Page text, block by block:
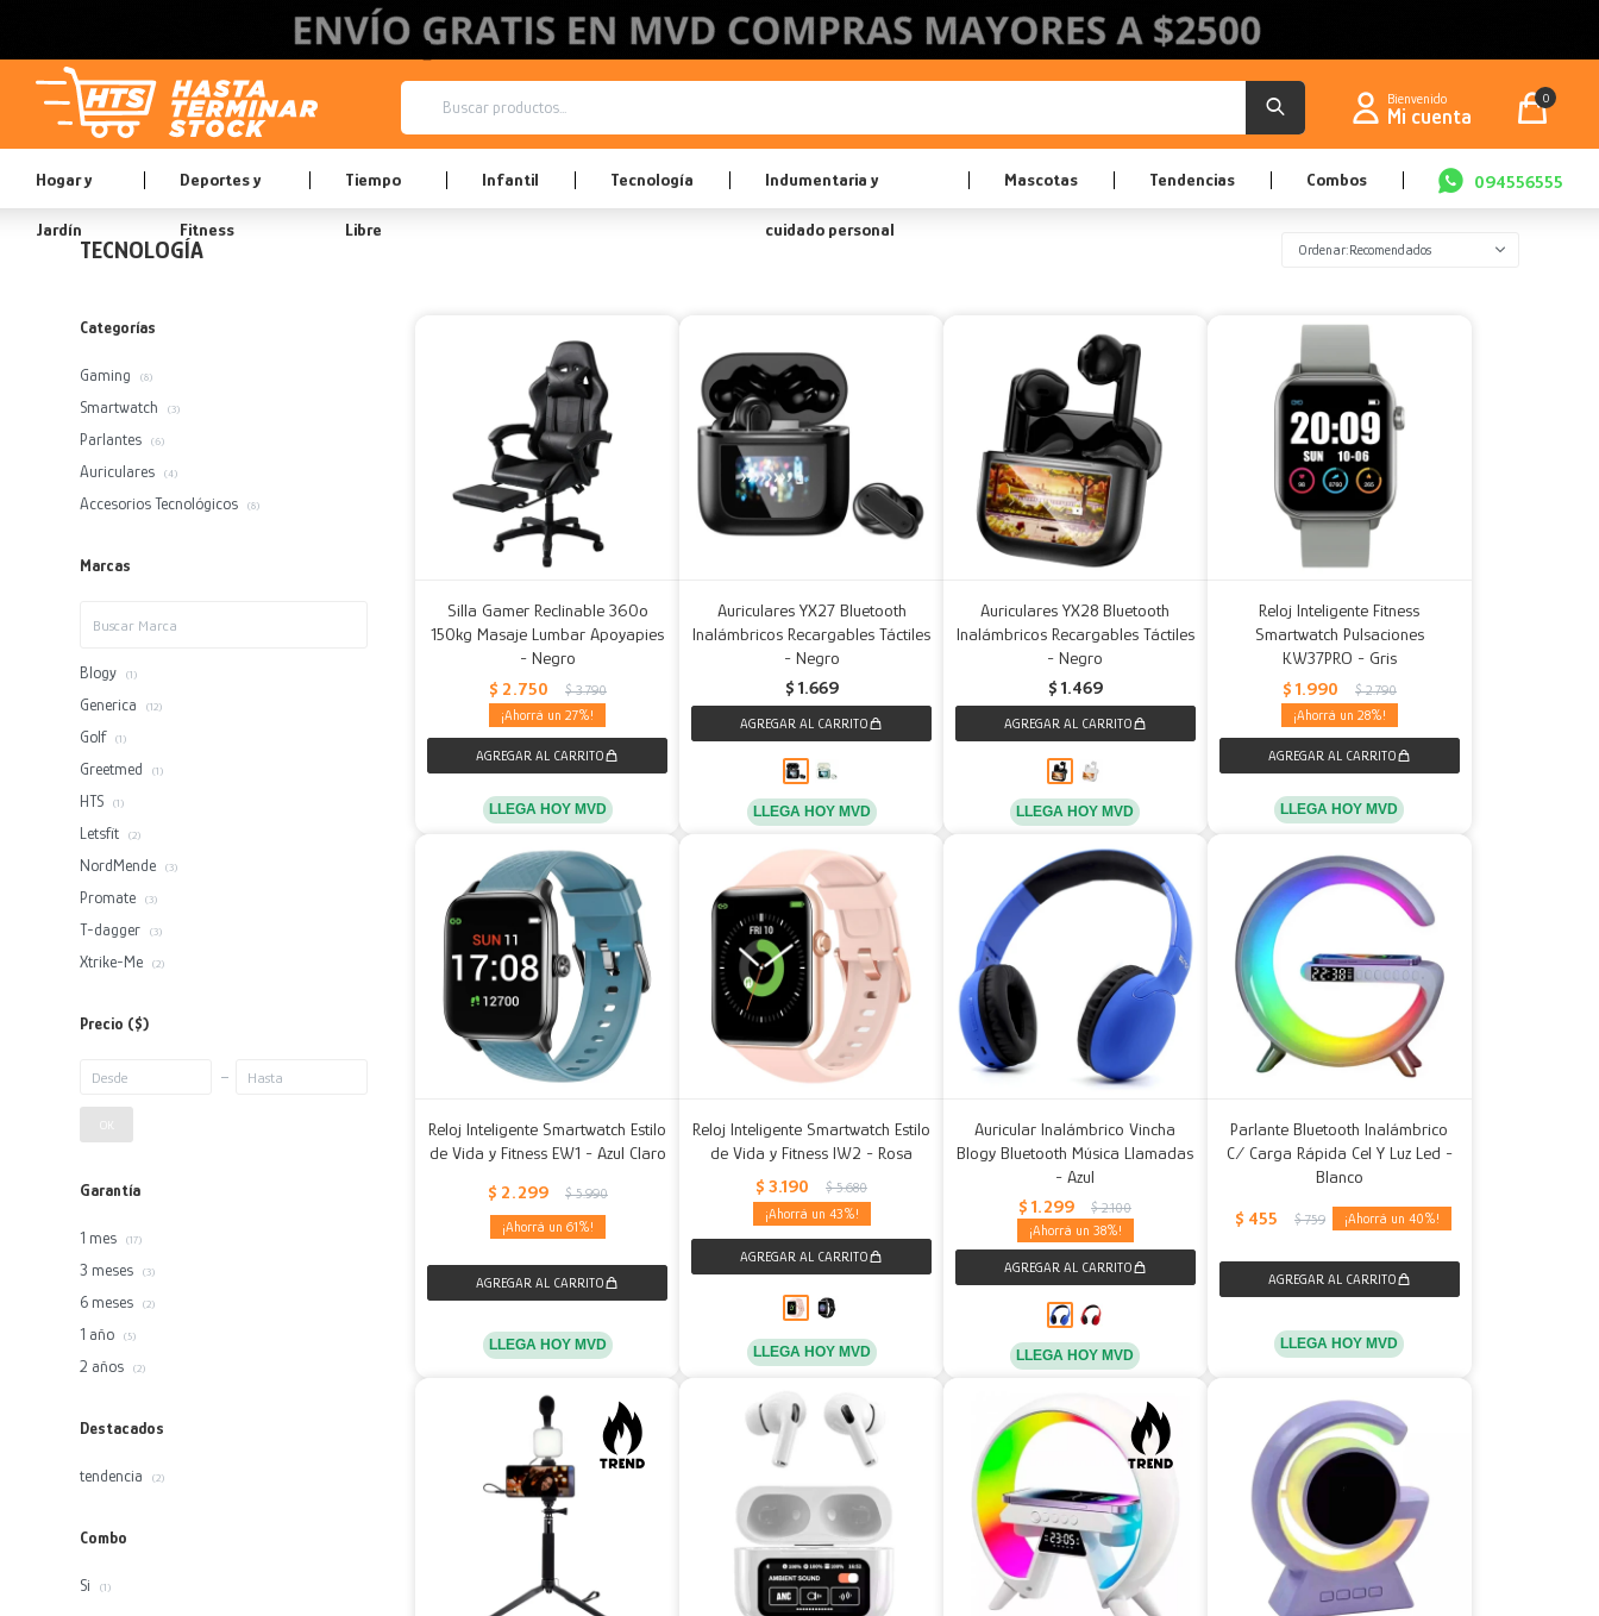
Hogar y
Jardín
Deportes y
Fitness
Tiempo
Libre
Infantil Tecnología Indumentaria y
cuidado personal
Mascotas Tendencias Combos 094556555
0
TECNOLOGÍA Recomendados
Silla Gamer Reclinable 360º
150kg Masaje Lumbar Apoyapies
- Negro
$ 2.750 $ 3.790
27
LLEGA HOY MVD
Auriculares YX27 Bluetooth
Inalámbricos Recargables Táctiles
- Negro
$ 1.669
LLEGA HOY MVD
Auriculares YX28 Bluetooth
Inalámbricos Recargables Táctiles
- Negro
$ 1.469
LLEGA HOY MVD
Reloj Inteligente Fitness
Smartwatch Pulsaciones
KW37PRO - Gris
$ 1.990 $ 2.790
28
LLEGA HOY MVD
Reloj Inteligente Smartwatch Estilo
de Vida y Fitness EW1 - Azul Claro
$ 2.299 $ 5.990
61
LLEGA HOY MVD
Reloj Inteligente Smartwatch Estilo
de Vida y Fitness IW2 - Rosa
$ 3.190 $ 5.680
43
LLEGA HOY MVD
Auricular Inalámbrico Vincha
Blogy Bluetooth Música Llamadas
- Azul
$ 1.299 $ 2.100
38
LLEGA HOY MVD
Parlante Bluetooth Inalámbrico
C/ Carga Rápida Cel Y Luz Led -
Blanco
$ 455 $ 759 40
LLEGA HOY MVD
Categorías
Gaming (8)
Smartwatch (3)
Parlantes (6)
Auriculares (4)
Accesorios Tecnológicos (8)
Marcas
Blogy (1)
Generica (12)
Golf (1)
Greetmed (1)
HTS (1)
Letsfit (2)
NordMende (3)
Promate (3)
T-dagger (3)
Xtrike-Me (2)
Precio ($)
Garantía
1 mes (17)
3 meses (3)
6 meses (2)
1 año (5)
2 años (2)
Destacados
tendencia (2)
Combo
Si (1)